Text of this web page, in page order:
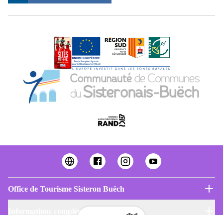
Office de Tourisme Sisteron Buëch
Informations complémentaires